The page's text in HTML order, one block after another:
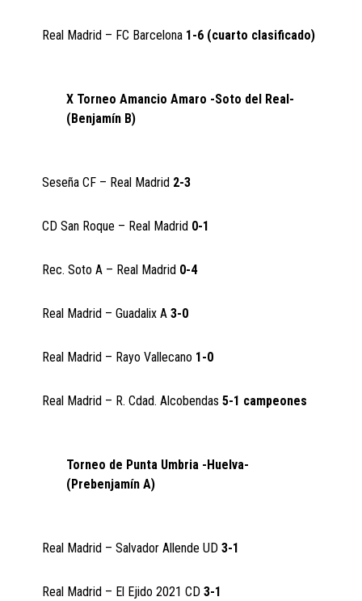
Real Madrid – FC Barcelona 1-6 (cuarto clasificado)
X Torneo Amancio Amaro -Soto del Real-
(Benjamín B)
Seseña CF – Real Madrid 2-3
CD San Roque – Real Madrid 0-1
Rec. Soto A – Real Madrid 0-4
Real Madrid – Guadalix A3-0
Real Madrid – Rayo Vallecano 1-0
Real Madrid – R. Cdad. Alcobendas5-1 campeones
Torneo de Punta Umbria -Huelva-
(Prebenjamín A)
Real Madrid – Salvador Allende UD3-1
Real Madrid – El Ejido 2021 CD3-1